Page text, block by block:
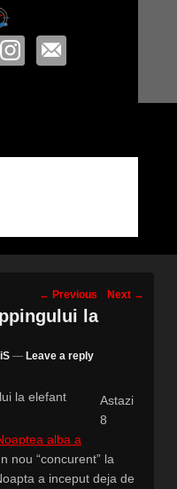
Post
navigation
← Previous Next →
la
— Leave a reply
Astazi
8
alba a
nou “concurent” la
a inceput deja de